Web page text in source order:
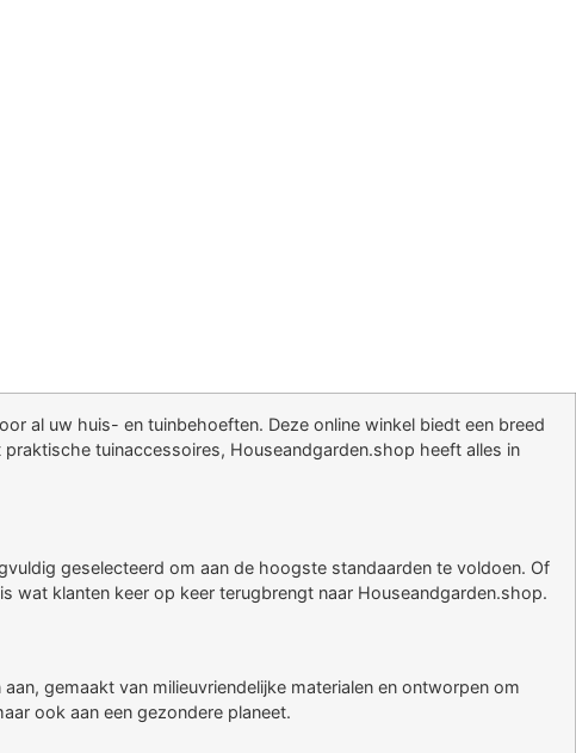
al uw huis- en tuinbehoeften. Deze online winkel biedt een breed
tuinaccessoires, Houseandgarden.shop heeft alles in
geselecteerd om aan de hoogste standaarden te voldoen. Of
wat klanten keer op keer terugbrengt naar Houseandgarden.shop.
gemaakt van milieuvriendelijke materialen en ontworpen om
ook aan een gezondere planeet.